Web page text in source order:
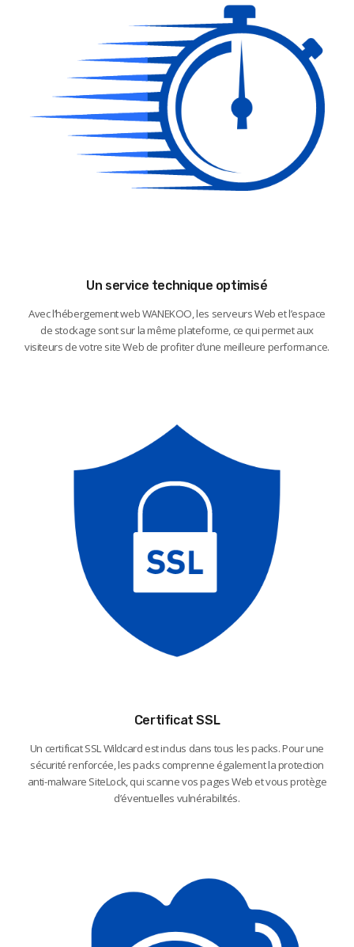
Un service technique optimisé
Avec l’hébergement web WANEKOO, les serveurs Web et l’espace
de stockage sont sur la même plateforme, ce qui permet aux
visiteurs de votre site Web de profiter d’une meilleure performance.
Certificat SSL
Un certificat SSL Wildcard est inclus dans tous les packs. Pour une
sécurité renforcée, les packs comprenne également la protection
anti-malware SiteLock, qui scanne vos pages Web et vous protège
d’éventuelles vulnérabilités.